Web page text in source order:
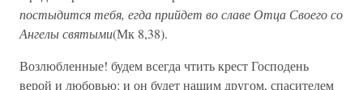
постыдится тебя, егда прийдет во славе Отца Своего со
Ангелы святыми(Мк 8,38).
Возлюбленные! будем всегда чтить крест Господень
верой и любовью: и он будет нашим другом, спасителем